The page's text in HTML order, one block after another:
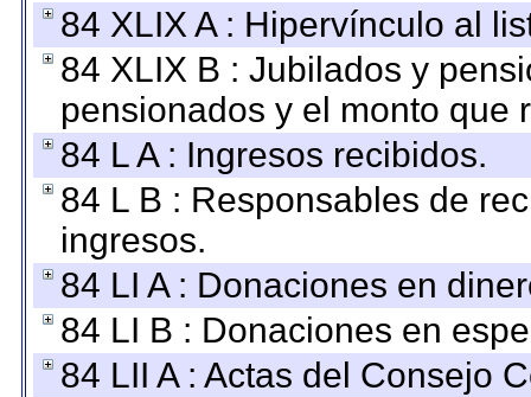
84 XLIX A : Hipervínculo al
84 XLIX B : Jubilados y
pensionados y el monto que
84 L A : Ingresos recibidos.
84 L B : Responsables de
ingresos.
84 LI A : Donaciones en
84 LI B : Donaciones en
84 LII A : Actas del Consejo